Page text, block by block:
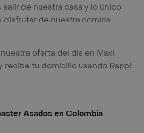
de nuestra casa y lo único
disfrutar de nuestra comida
oferta del día en Maxi
recibe tu domicilio usando Rappi.
Asados en Colombia